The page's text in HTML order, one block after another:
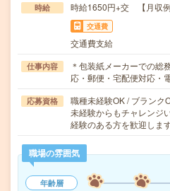
時給 時給1650円+交 【月収
交通費
交通費支給
仕事内容
＊包装紙メーカーでの総
応・郵便・宅配便対応・
応募資格
職種未経験OK / ブランク
未経験からもチャレンジ
経験のある方を歓迎しま
職場の雰囲気
年齢層